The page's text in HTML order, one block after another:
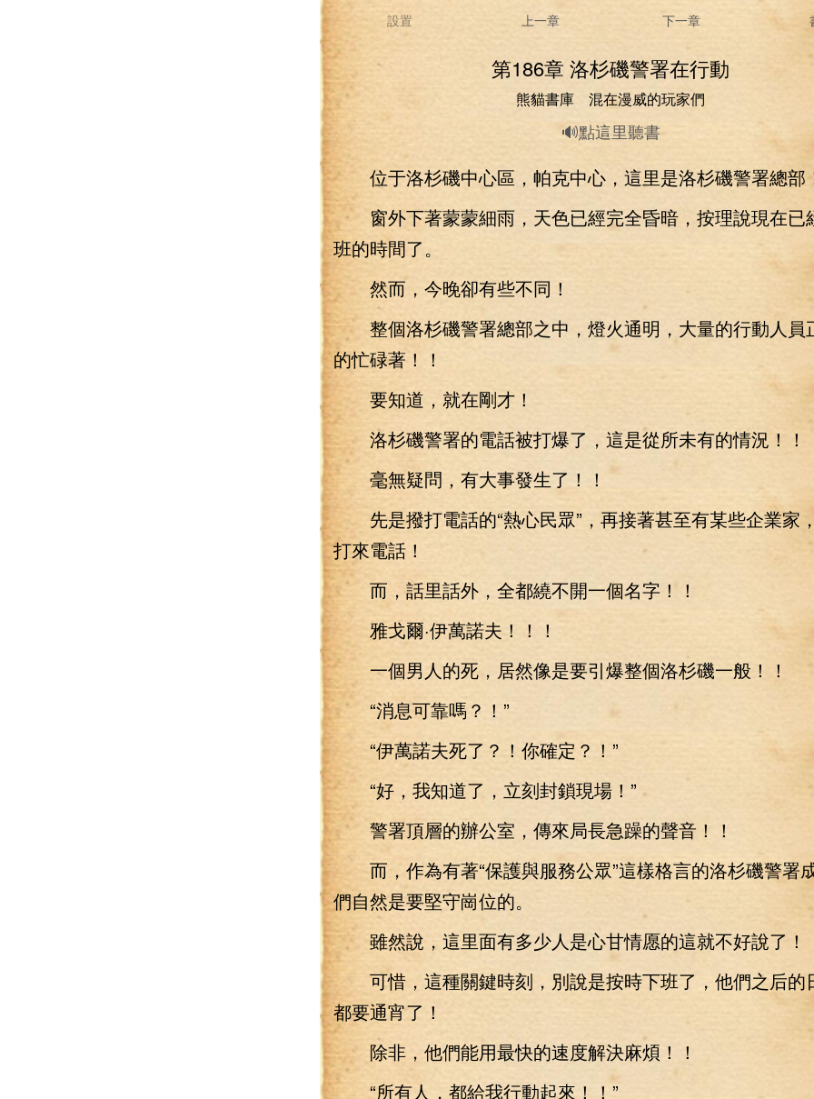
設置 上一章 下一章
第186章 洛杉磯警署在行動
熊貓書庫 混在漫威的玩家們
🔊點這里聽書
位于洛杉磯中心區，帕克中心，這里是洛杉磯警署總部
窗外下著蒙蒙細雨，天色已經完全昏暗，按理說現在已
班的時間了。
然而，今晚卻有些不同！
整個洛杉磯警署總部之中，燈火通明，大量的行動人員
的忙碌著！！
要知道，就在剛才！
洛杉磯警署的電話被打爆了，這是從所未有的情況！！
毫無疑問，有大事發生了！！
先是撥打電話的“熱心民眾”，再接著甚至有某些企業家
打來電話！
而，話里話外，全都繞不開一個名字！！
雅戈爾·伊萬諾夫！！！
一個男人的死，居然像是要引爆整個洛杉磯一般！！
“消息可靠嗎？！”
“伊萬諾夫死了？！你確定？！”
“好，我知道了，立刻封鎖現場！”
警署頂層的辦公室，傳來局長急躁的聲音！！
而，作為有著“保護與服務公眾”這樣格言的洛杉磯警署
們自然是要堅守崗位的。
雖然說，這里面有多少人是心甘情愿的這就不好說了！
可惜，這種關鍵時刻，別說是按時下班了，他們之后的
都要通宵了！
除非，他們能用最快的速度解決麻煩！！
“所有人，都給我行動起來！！”